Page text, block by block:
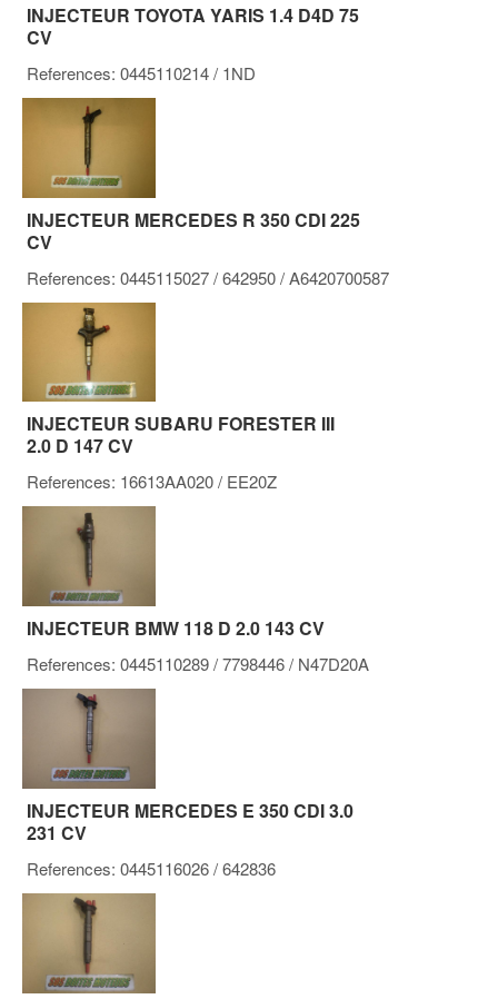
INJECTEUR TOYOTA YARIS 1.4 D4D 75
CV
References: 0445110214/ 1ND
INJECTEUR MERCEDES R 350 CDI 225
CV
References: 0445115027/ 642950/ A6420700587
INJECTEUR SUBARU FORESTER III
2.0 D 147 CV
References: 16613AA020/ EE20Z
INJECTEUR BMW 118 D 2.0 143 CV
References: 0445110289/ 7798446/ N47D20A
INJECTEUR MERCEDES E 350 CDI 3.0
231 CV
References: 0445116026/ 642836